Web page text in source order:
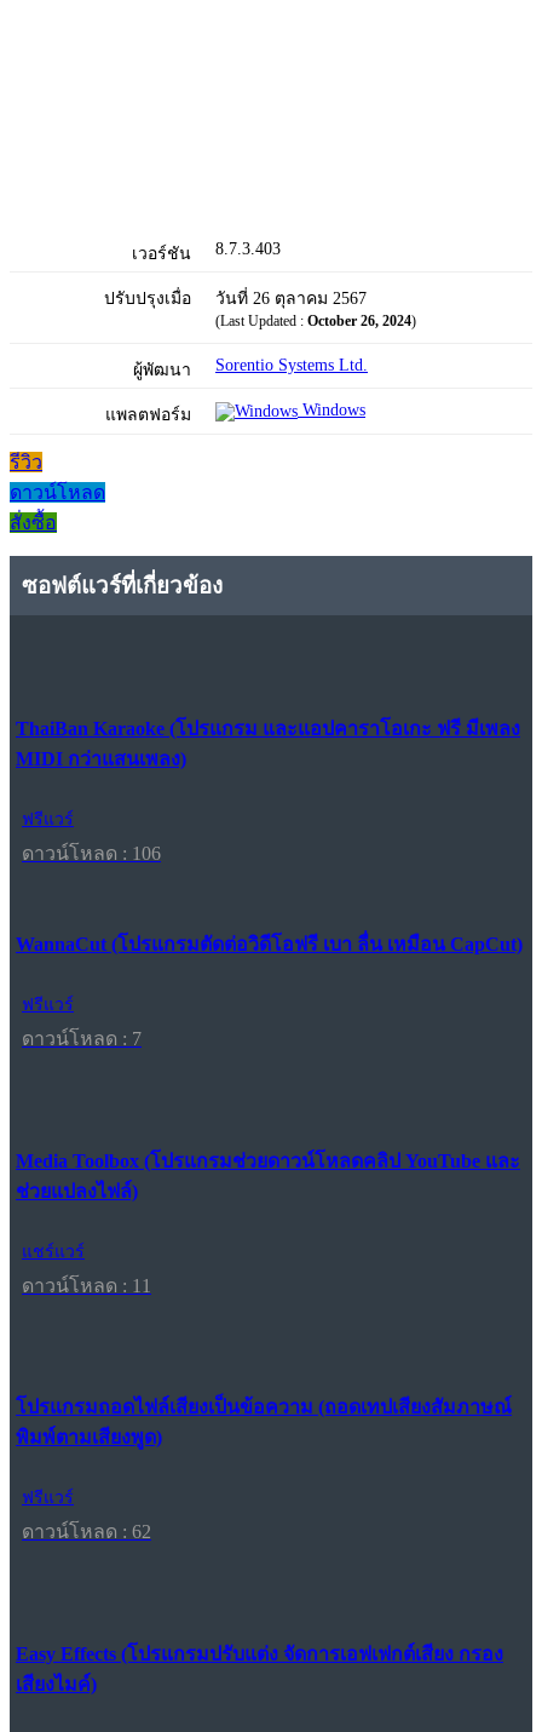
เวอร์ชัน 8.7.3.403
ปรับปรุงเมื่อ วันที่ 26 ตุลาคม 2567
(Last Updated : October 26, 2024)
ผู้พัฒนา Sorentio Systems Ltd.
แพลตฟอร์ม Windows
รีวิว
ดาวน์โหลด
สั่งซื้อ
ซอฟต์แวร์ที่เกี่ยวข้อง
ThaiBan Karaoke (โปรแกรม และแอปคาราโอเกะ ฟรี มีเพลง
MIDI กว่าแสนเพลง)
ฟรีแวร์
ดาวน์โหลด : 106
WannaCut (โปรแกรมตัดต่อวิดีโอฟรี เบา ลื่น เหมือน CapCut)
ฟรีแวร์
ดาวน์โหลด : 7
Media Toolbox (โปรแกรมช่วยดาวน์โหลดคลิป YouTube และ
ช่วยแปลงไฟล์)
แชร์แวร์
ดาวน์โหลด : 11
โปรแกรมถอดไฟล์เสียงเป็นข้อความ (ถอดเทปเสียงสัมภาษณ์
พิมพ์ตามเสียงพูด)
ฟรีแวร์
ดาวน์โหลด : 62
Easy Effects (โปรแกรมปรับแต่ง จัดการเอฟเฟกต์เสียง กรอง
เสียงไมค์)